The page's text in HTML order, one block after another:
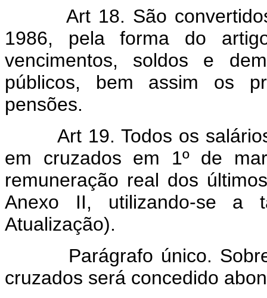
Art 18. São
1986, pela forma do
vencimentos, soldos e
públicos, bem assim os
pensões.
Art 19. Todos os
em cruzados em 1º de
remuneração real dos
Anexo II, utilizando-se a
Atualização).
Parágrafo único. Sobre
cruzados será concedido